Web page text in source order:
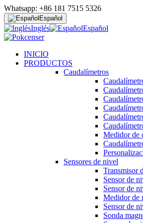
Whatsapp: +86 181 7515 5326
Español
Inglés Español
INICIO
PRODUCTOS
Caudalímetros
Medidor de
Sensores de nivel
Transmisor
Sensor de
Sensor de
Medidor de
Sensor de
Sonda